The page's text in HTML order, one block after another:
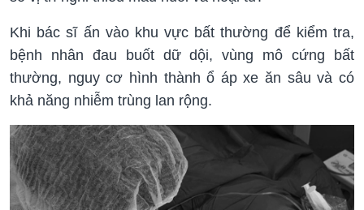
Khi bác sĩ ấn vào khu vực bất thường để kiểm tra,
bệnh nhân đau buốt dữ dội, vùng mô cứng bất
thường, nguy cơ hình thành ổ áp xe ăn sâu và có
khả năng nhiễm trùng lan rộng.